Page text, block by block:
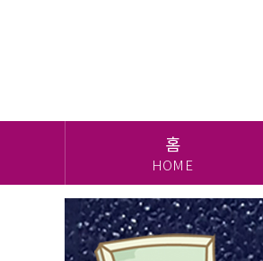
홈
HOME